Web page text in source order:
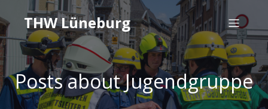
THW Lüneburg
Posts about Jugendgruppe